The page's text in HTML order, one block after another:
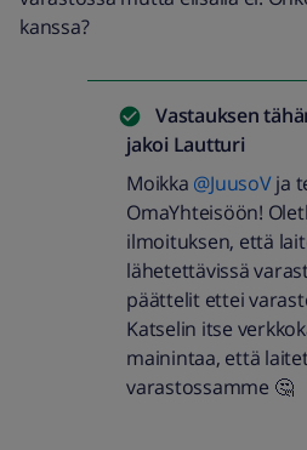
kanssa?
Vastauksen
jakoi Lautturi
Moikka @JuusoVja
OmaYhteisöön!
ilmoituksen, että
lähetettävissä
päättelit ettei
Katselin itse
mainintaa, että
varastossamme 🤔